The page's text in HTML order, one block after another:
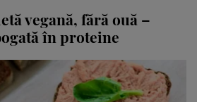
vegană, fără ouă –
în proteine